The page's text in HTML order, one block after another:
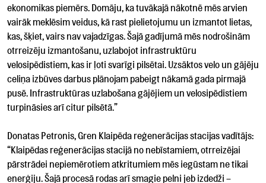
ekonomikas piemērs. Domāju, ka tuvākajā nākotnē mēs arvien
vairāk meklēsim veidus, kā rast pielietojumu un izmantot lietas,
kas, šķiet, vairs nav vajadzīgas. Šajā gadījumā mēs nodrošinām
otrreizēju izmantošanu, uzlabojot infrastruktūru
velosipēdistiem, kas ir ļoti svarīgi pilsētai. Uzsāktos velo un gājēju
celiņa izbūves darbus plānojam pabeigt nākamā gada pirmajā
pusē. Infrastruktūras uzlabošana gājējiem un velosipēdistiem
turpināsies arī citur pilsētā.”
Donatas Petronis, Gren Klaipēda reģenerācijas stacijas vadītājs:
“Klaipēdas reģenerācijas stacijā no nebīstamiem, otrreizējai
pārstrādei nepiemērotiem atkritumiem mēs iegūstam ne tikai
enerģiju. Šajā procesā rodas arī smagie pelni jeb izdedži –